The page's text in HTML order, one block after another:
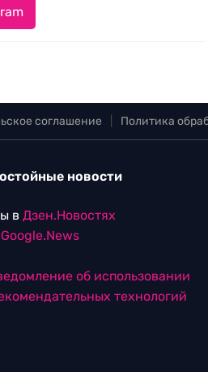
соглашение Политика
новости
в Дзен.Новостях
Google.News
об использовании
технологий